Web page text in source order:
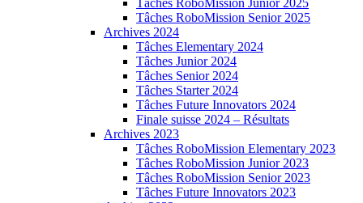
Tâches RoboMission Junior 2025
Tâches RoboMission Senior 2025
Archives 2024
Tâches Elementary 2024
Tâches Junior 2024
Tâches Senior 2024
Tâches Starter 2024
Tâches Future Innovators 2024
Finale suisse 2024 – Résultats
Archives 2023
Tâches RoboMission Elementary 2023
Tâches RoboMission Junior 2023
Tâches RoboMission Senior 2023
Tâches Future Innovators 2023